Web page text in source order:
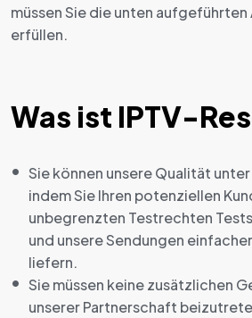
müssen Sie die unten
erfüllen.
Was ist IPTV-
Sie können unsere Qualität
indem Sie Ihren potenziellen
unbegrenzten Testrechten
und unsere Sendungen
liefern.
Sie müssen keine zusätzlichen
unserer Partnerschaft